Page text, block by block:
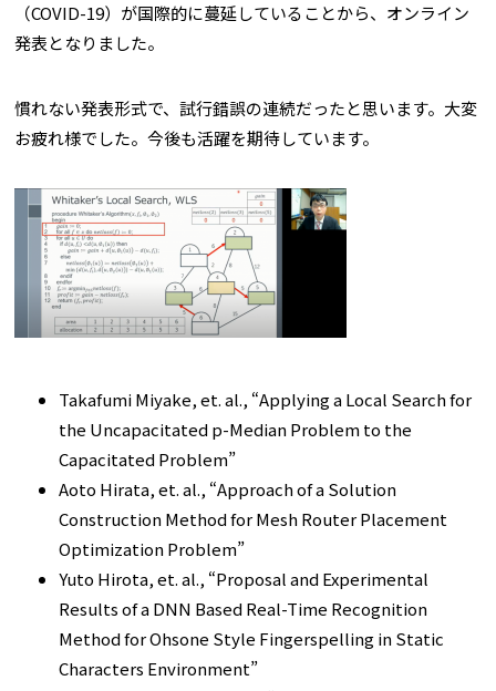
（COVID-19）が国際的に蔓延していることから、オンライン
発表となりました。
慣れない発表形式で、試行錯誤の連続だったと思います。大変
お疲れ様でした。今後も活躍を期待しています。
Takafumi Miyake, et. al., “Applying a Local Search for
the Uncapacitated p-Median Problem to the
Capacitated Problem”
Aoto Hirata, et. al., “Approach of a Solution
Construction Method for Mesh Router Placement
Optimization Problem”
Yuto Hirota, et. al., “Proposal and Experimental
Results of a DNN Based Real-Time Recognition
Method for Ohsone Style Fingerspelling in Static
Characters Environment”